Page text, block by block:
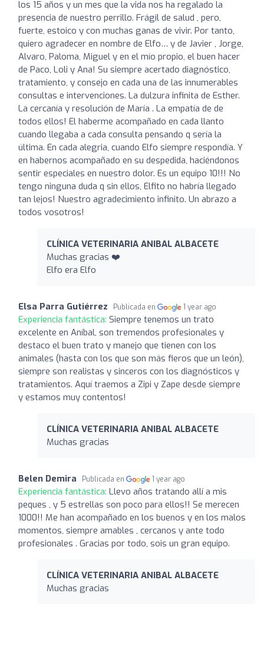
los 15 años y un mes que la vida nos ha regalado la
presencia de nuestro perrillo. Frágil de salud , pero,
fuerte, estoico y con muchas ganas de vivir. Por tanto,
quiero agradecer en nombre de Elfo… y de Javier , Jorge,
Alvaro, Paloma, Miguel y en el mío propio, el buen hacer
de Paco, Loli y Ana! Su siempre acertado diagnóstico,
tratamiento, y consejo en cada una de las innumerables
consultas e intervenciones. La dulzura infinita de Esther.
La cercanía y resolución de María . La empatía de de
todos ellos! El haberme acompañado en cada llanto
cuando llegaba a cada consulta pensando q sería la
última. En cada alegria, cuando Elfo siempre respondía. Y
en habernos acompañado en su despedida, haciéndonos
sentir especiales en nuestro dolor. Es un equipo 10!!! No
tengo ninguna duda q sin ellos, Elfito no habría llegado
tan lejos! Nuestro agradecimiento infinito. Un abrazo a
todos vosotros!
CLÍNICA VETERINARIA ANIBAL ALBACETE
Muchas gracias ❤️
Elfo era Elfo
Elsa Parra Gutiérrez Publicada en 1 year ago
Experiencia fantástica: Siempre tenemos un trato
excelente en Aníbal, son tremendos profesionales y
destaco el buen trato y manejo que tienen con los
animales (hasta con los que son más fieros que un león),
siempre son realistas y sinceros con los diagnósticos y
tratamientos. Aquí traemos a Zipi y Zape desde siempre
y estamos muy contentos!
CLÍNICA VETERINARIA ANIBAL ALBACETE
Muchas gracias
Belen Demira Publicada en 1 year ago
Experiencia fantástica: Llevo años tratando allí a mis
peques , y 5 estrellas son poco para ellos!! Se merecen
1000!! Me han acompañado en los buenos y en los malos
momentos, siempre amables , cercanos y ante todo
profesionales . Gracias por todo, sois un gran equipo.
CLÍNICA VETERINARIA ANIBAL ALBACETE
Muchas gracias